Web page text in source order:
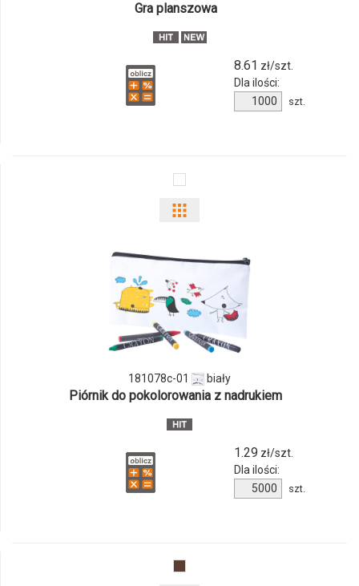
Gra planszowa
8.61 zł/szt.
Dla ilości:
Ilość
produktu
szt.
ilości
produktu
01
181078c-01 biały
Piórnik do pokolorowania z nadrukiem
1.29 zł/szt.
Dla ilości:
Ilość
produktu
szt.